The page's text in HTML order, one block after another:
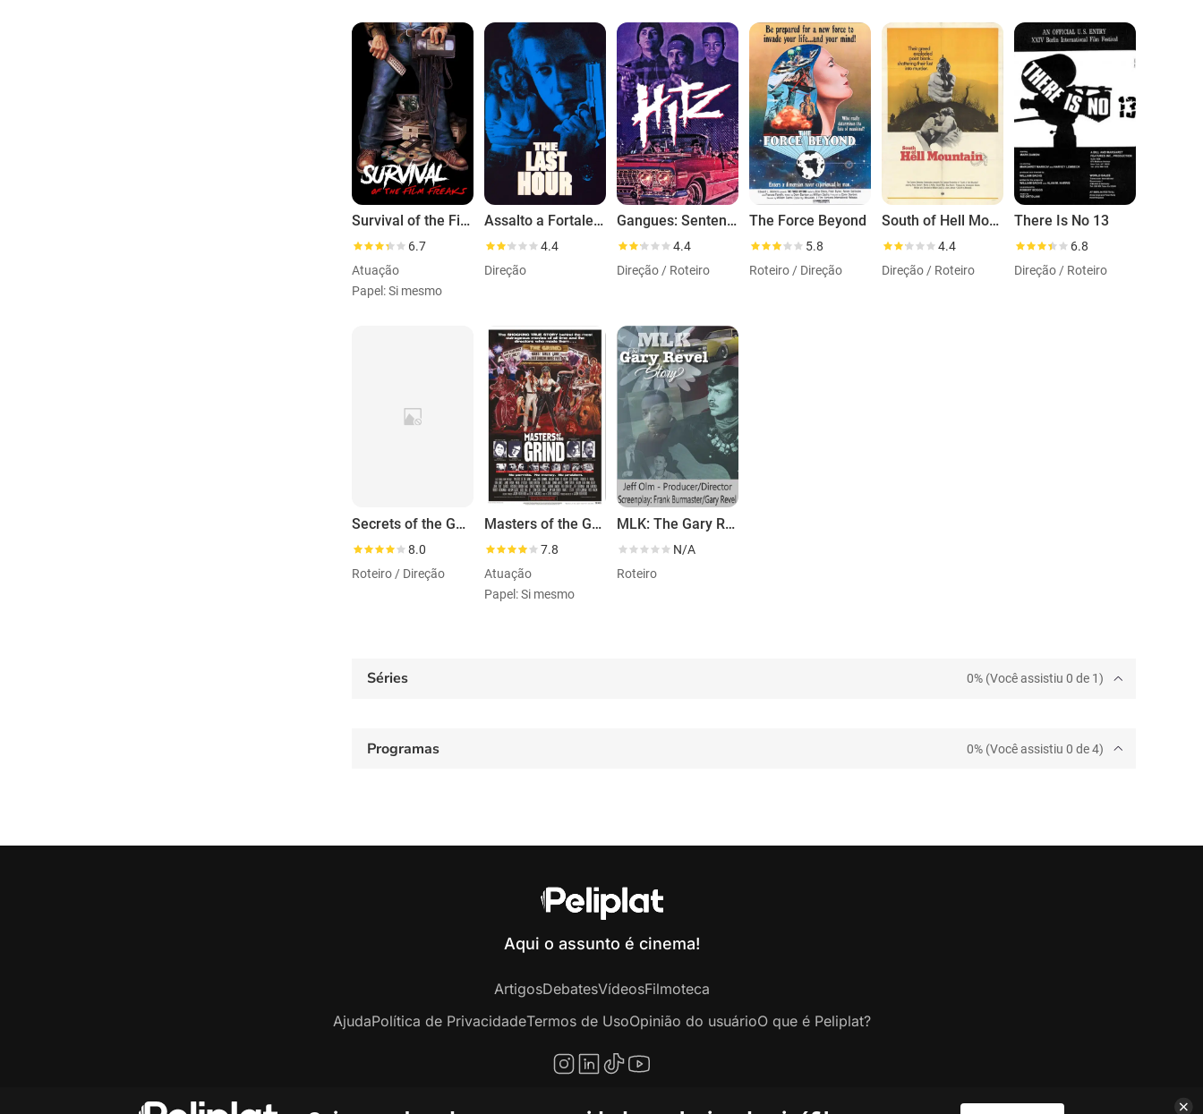
Survival of the Film Freaks
6.7
Atuação
Papel: Si mesmo
Assalto a Fortaleza
4.4
Direção
Gangues: Sentença Mortal
4.4
Direção / Roteiro
The Force Beyond
5.8
Roteiro / Direção
South of Hell Mountain
4.4
Direção / Roteiro
There Is No 13
6.8
Direção / Roteiro
Secrets of the Gods
8.0
Roteiro / Direção
Masters of the Grind
7.8
Atuação
Papel: Si mesmo
MLK: The Gary Revel Story
N/A
Roteiro
Séries 0% (Você assistiu 0 de 1)
Programas 0% (Você assistiu 0 de 4)
Aqui o assunto é cinema!
ArtigosDebatesVídeosFilmoteca
AjudaPolítica de PrivacidadeTermos de UsoOpinião do usuárioO que é Peliplat?